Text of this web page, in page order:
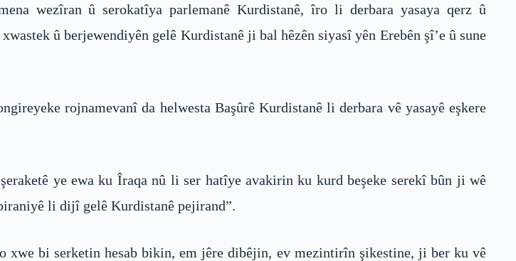
wezîran û serokatîya parlemanê Kurdistanê, îro li derbara yasaya qerz û
û berjewendiyên gelê Kurdistanê ji bal hêzên siyasî yên Erebên şî’e û sune
rojnamevanî da helwesta Başûrê Kurdistanê li derbara vê yasayê eşkere
ye ewa ku Îraqa nû li ser hatîye avakirin ku kurd beşeke serekî bûn ji wê
li dijî gelê Kurdistanê pejirand”.
xwe bi serketin hesab bikin, em jêre dibêjin, ev mezintirîn şikestine, ji ber ku vê